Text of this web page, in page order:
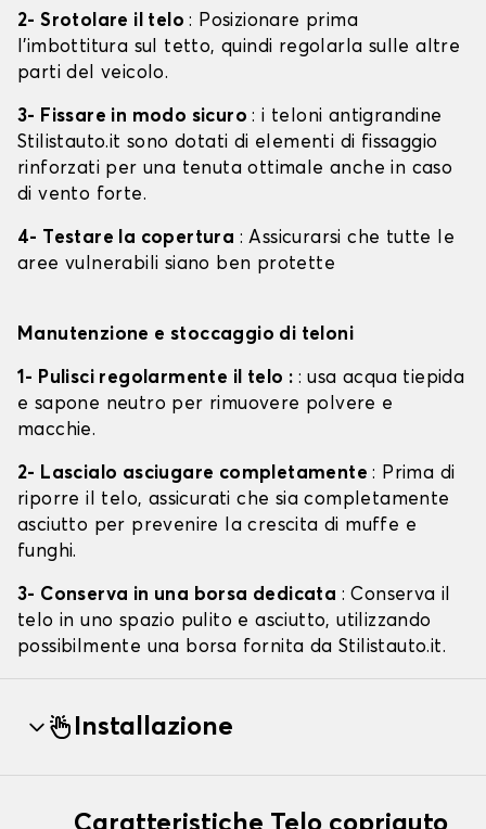
2- Srotolare il telo: Posizionare prima
l'imbottitura sul tetto, quindi regolarla sulle altre
parti del veicolo.
3- Fissare in modo sicuro: i teloni antigrandine
Stilistauto.it sono dotati di elementi di fissaggio
rinforzati per una tenuta ottimale anche in caso
di vento forte.
4- Testare la copertura : Assicurarsi che tutte le
aree vulnerabili siano ben protette
Manutenzione e stoccaggio di teloni
1- Pulisci regolarmente il telo : : usa acqua tiepida
e sapone neutro per rimuovere polvere e
macchie.
2- Lascialo asciugare completamente: Prima di
riporre il telo, assicurati che sia completamente
asciutto per prevenire la crescita di muffe e
funghi.
3- Conserva in una borsa dedicata : Conserva il
telo in uno spazio pulito e asciutto, utilizzando
possibilmente una borsa fornita da Stilistauto.it.
Installazione